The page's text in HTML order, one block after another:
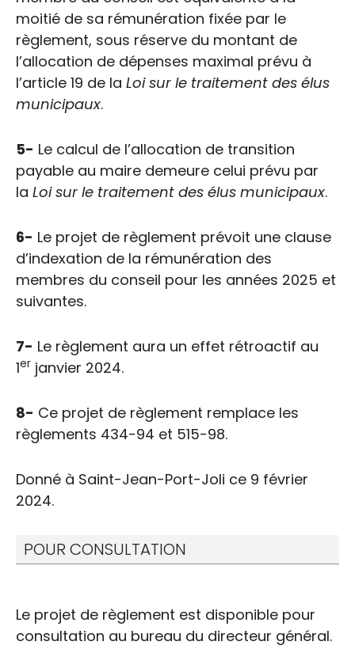
Projet de règlement |
Traitement des élus(es)
moitié de sa rémunération fixée par le
règlement, sous réserve du montant de
l’allocation de dépenses maximal prévu à
l’article 19 de la Loi sur le traitement des élus
municipaux.
5- Le calcul de l’allocation de transition
payable au maire demeure celui prévu par
la Loi sur le traitement des élus municipaux.
6- Le projet de règlement prévoit une clause
d’indexation de la rémunération des
membres du conseil pour les années 2025 et
suivantes.
7- Le règlement aura un effet rétroactif au
1er janvier 2024.
8- Ce projet de règlement remplace les
règlements 434-94 et 515-98.
Donné à Saint-Jean-Port-Joli ce 9 février
2024.
POUR CONSULTATION
Le projet de règlement est disponible pour
consultation au bureau du directeur général.